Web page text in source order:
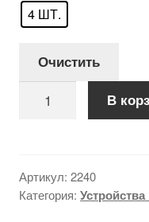
4 ШТ.
Очистить
товара
Znter
с
В
Артикул:2240
Категория: